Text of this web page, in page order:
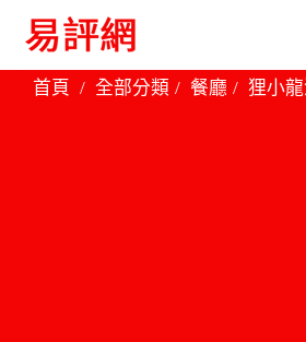
首頁 全部分類 餐廳 狸小